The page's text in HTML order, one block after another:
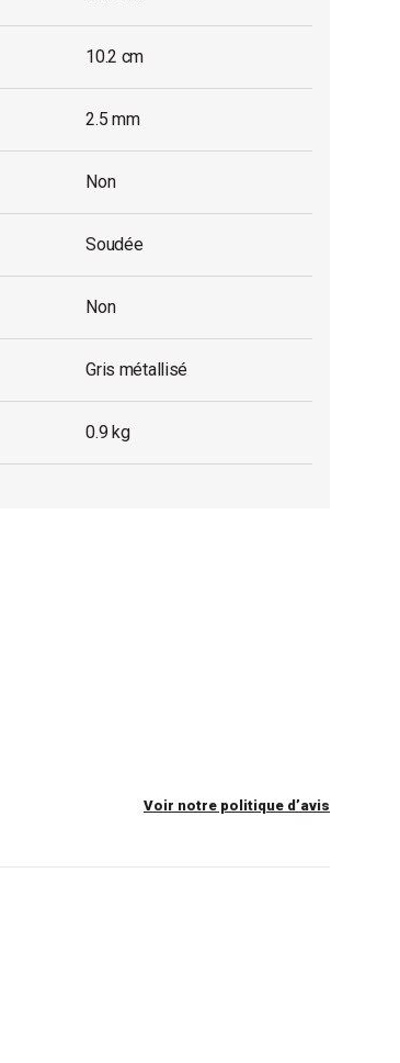
10.2 cm
2.5 mm
Non
Soudée
Non
Gris métallisé
0.9 kg
Voir notre politique d’avis